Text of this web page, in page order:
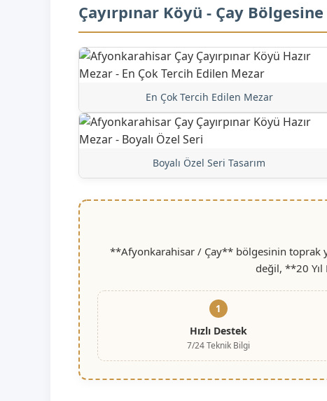
Çayırpınar Köyü - Çay
En Çok Tercih Edilen Mezar
Boyalı Özel Seri Tasarım
**Afyonkarahisar / Çay** bölgesinin toprak
değil, **20
1
Hızlı Destek
7/24 Teknik Bilgi